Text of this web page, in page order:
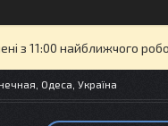
з 11:00 найближчого
Одеса, Україна